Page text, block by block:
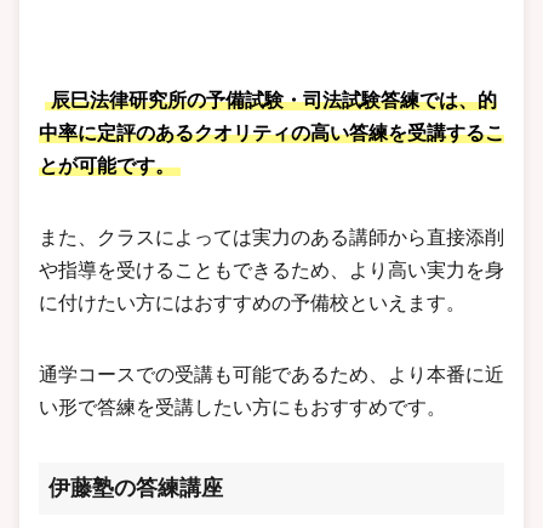
辰巳法律研究所の予備試験・司法試験答練では、的
中率に定評のあるクオリティの高い答練を受講するこ
とが可能です。
また、クラスによっては実力のある講師から直接添削
や指導を受けることもできるため、より高い実力を身
に付けたい方にはおすすめの予備校といえます。
通学コースでの受講も可能であるため、より本番に近
い形で答練を受講したい方にもおすすめです。
伊藤塾の答練講座